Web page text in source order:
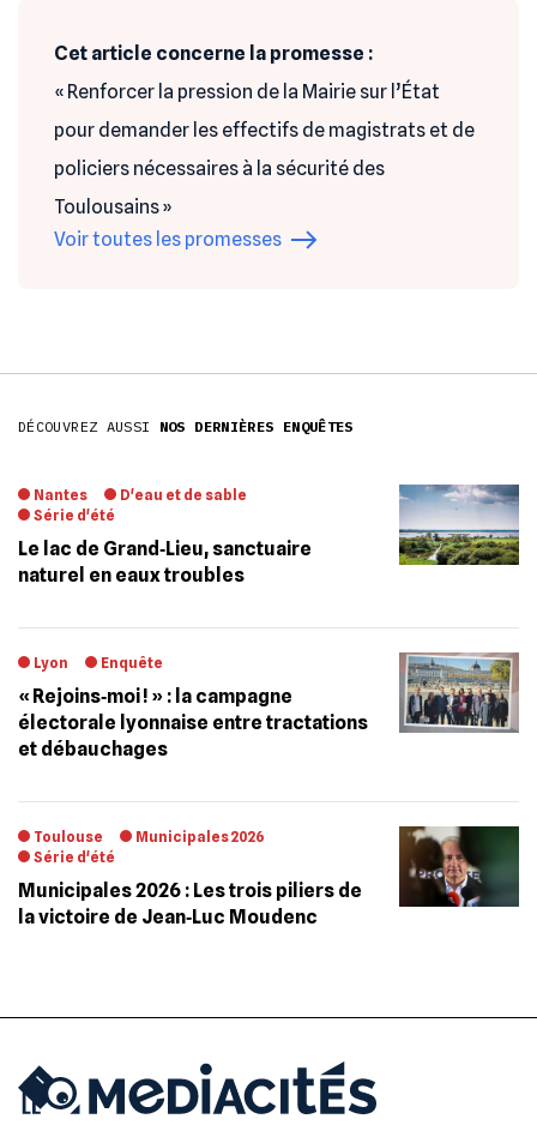
Cet article concerne la promesse :
« Renforcer la pression de la Mairie sur l’État
pour demander les effectifs de magistrats et de
policiers nécessaires à la sécurité des
Toulousains »
Voir toutes les promesses
DÉCOUVREZ AUSSI NOS DERNIÈRES ENQUÊTES
Nantes
D'eau et de sable
Série d'été
Le lac de Grand‐Lieu, sanctuaire
naturel en eaux troubles
Lyon Enquête
« Rejoins‐moi ! » : la campagne
électorale lyonnaise entre tractations
et débauchages
Toulouse
Municipales 2026
Série d'été
Municipales 2026 : Les trois piliers de
la victoire de Jean‐Luc Moudenc